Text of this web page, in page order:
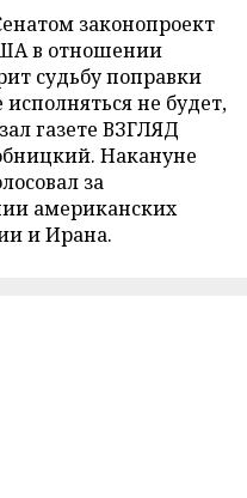
законопроект
в отношении
судьбу поправки
не будет,
газете ВЗГЛЯД
Накануне
за
американских
и Ирана.